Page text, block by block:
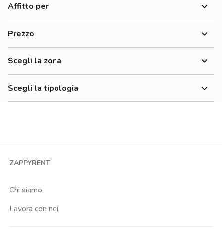
Affitto per
Donne
Lavoratori
Studenti
Prezzo
500-700 €
700-900 €
900-1200 €
Scegli la zona
Scegli la tipologia
Monolocale
Trilocale
Stanza singola
ZAPPYRENT
Chi siamo
Lavora con noi